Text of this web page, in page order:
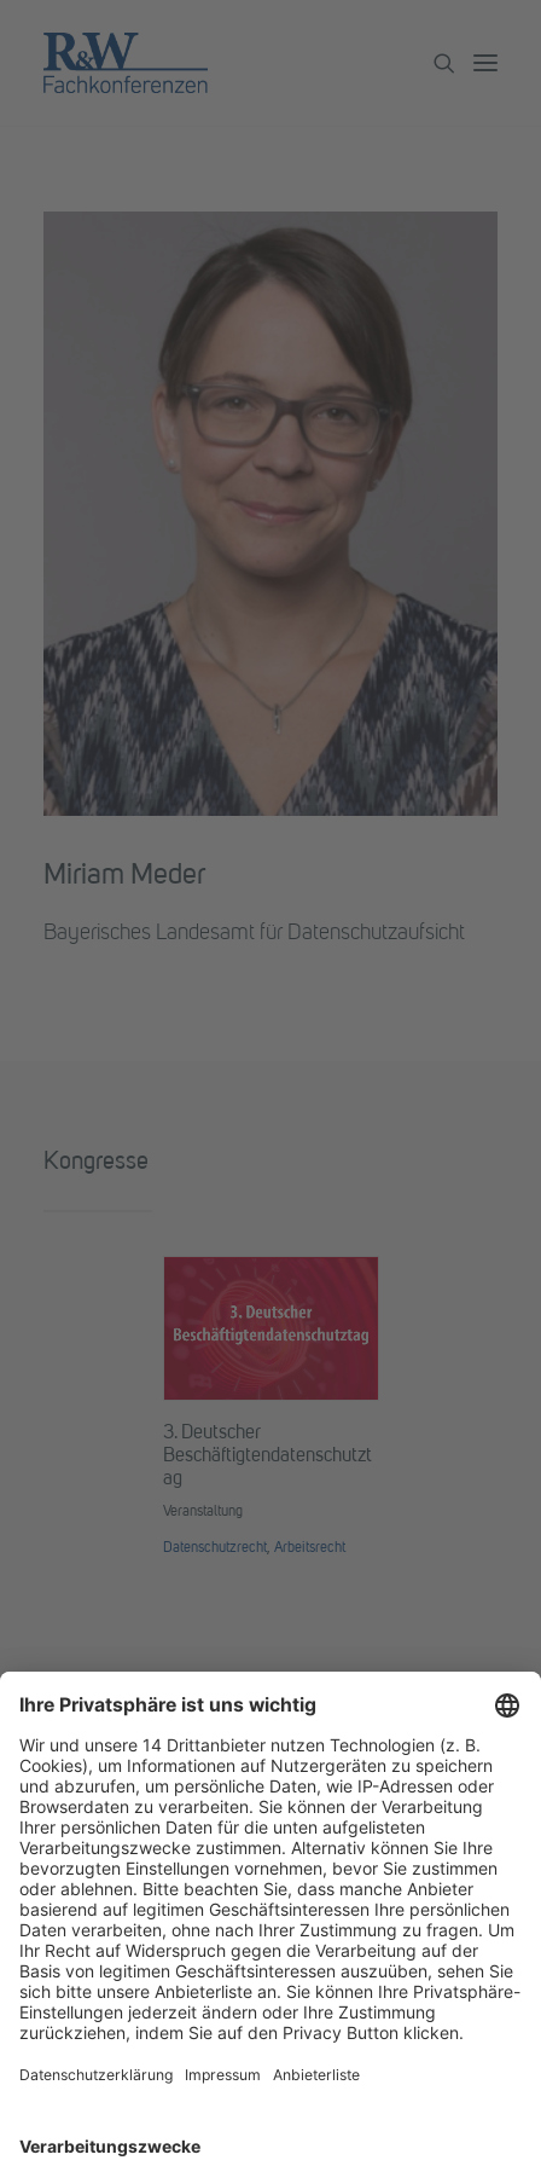
Partner werden
Newsletter
Miriam Meder
Bayerisches Landesamt für Datenschutzaufsicht
Kongresse
3. Deutscher
Beschäftigtendatenschutzt
ag
Veranstaltung
Datenschutzrecht, Arbeitsrecht
Fachmedien Recht und Wirtschaft
Ein Fachbereich der
dfv Mediengruppe
Mainzer Landstr. 251
60326 Frankfurt am Main
E-Mail:info@ruw.de
Web:https://www.ruw.de
AGB